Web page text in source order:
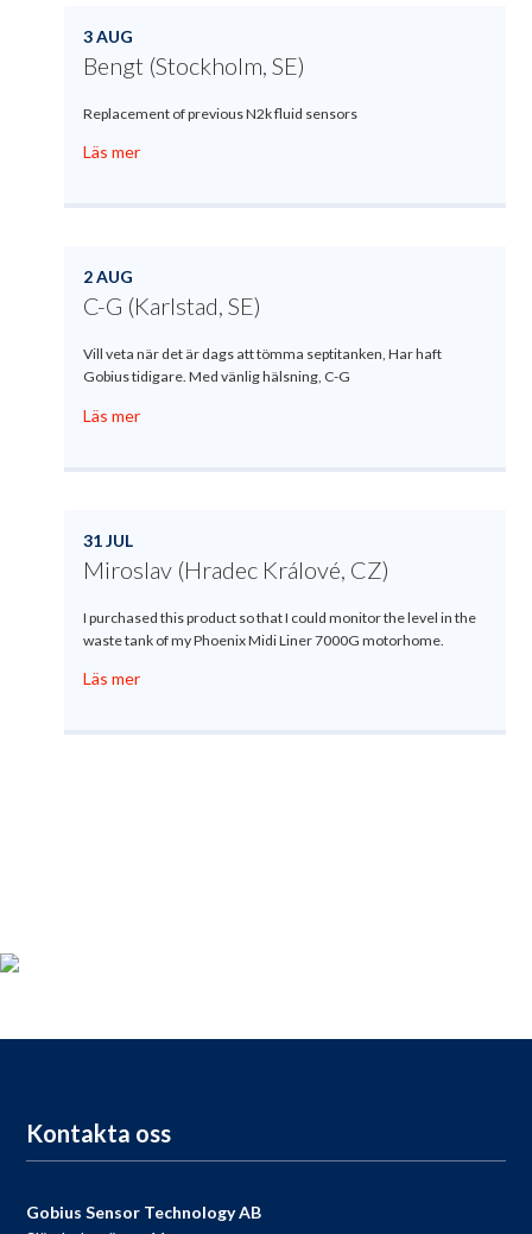
3 AUG
Bengt (Stockholm, SE)
Replacement of previous N2k fluid sensors
Läs mer
2 AUG
C-G (Karlstad, SE)
Vill veta när det är dags att tömma septitanken, Har haft
Gobius tidigare. Med vänlig hälsning, C-G
Läs mer
31 JUL
Miroslav (Hradec Králové, CZ)
I purchased this product so that I could monitor the level in the
waste tank of my Phoenix Midi Liner 7000G motorhome.
Läs mer
Kontakta oss
Gobius Sensor Technology AB